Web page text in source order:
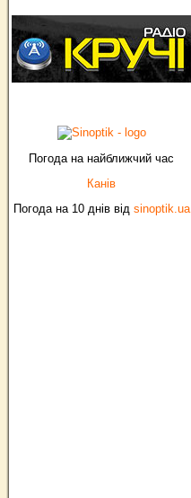
Погода на найближчий час
Канів
Погода на 10 днів від sinoptik.ua